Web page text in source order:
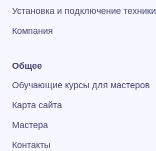
Установка и подключение техники
Компания
Общее
Обучающие курсы для мастеров
Карта сайта
Мастера
Контакты